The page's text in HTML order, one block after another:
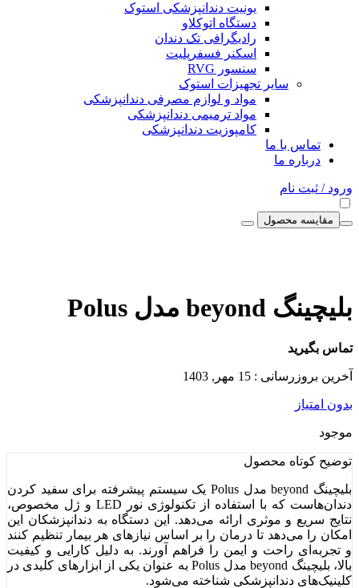
یونیت دندانپزشکی استوک
دستگاه اتوکلاو
رادیگرافی تک دندان
اسکنر فسفرپلیت
سنسور RVG
سایر تجهیزات استوک
مواد و لوازم مصرفی دندانپزشکی
مواد ترمیمی دندانپزشکی
کامپوزیت دندانپزشکی
تماس با ما
درباره ما
ورود / ثبت نام
مقایسه محصول
بلیچینگ beyond مدل Polus
تماس بگیرید
آخرین بروزرسانی : 15 مهر, 1403
بدون امتیاز
موجود
توضیح کوتاه محصول
بلیچینگ beyond مدل Polus یک سیستم پیشرفته برای سفید کردن
دندان‌هاست که با استفاده از تکنولوژی نور LED و ژل مخصوص،
نتایج سریع و موثری ارائه می‌دهد. این دستگاه به دندانپزشکان این
امکان را می‌دهد تا درمان را بر اساس نیازهای هر بیمار تنظیم کنند
و تجربه‌ای راحت و ایمن را فراهم آورند. به دلیل کارایی و کیفیت
بالا، بلیچینگ beyond مدل Polus به عنوان یکی از ابزارهای کلیدی در
کلینیک‌های دندانپزشکی شناخته می‌شود.